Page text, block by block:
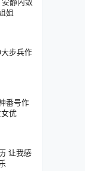
姐
步兵作
番号作
优
让我感